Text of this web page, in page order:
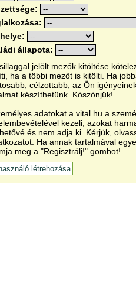
állapota:
jelölt mezők kitöltése
ha a többi mezőt is kitölti. Ha
célzottabb, az Ön
készíthetünk. Köszönjük!
adatokat a vital.hu a
kezeli, azokat
és nem adja ki. Kérjük,
Ha annak tartalmával
meg a "Regisztrálj!" gombot!